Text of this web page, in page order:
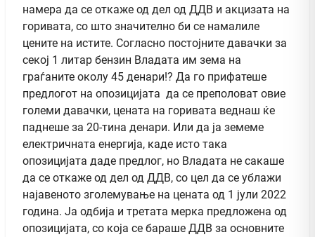
намера да се откаже од дел од ДДВ и акцизата на
горивата, со што значително би се намалиле
цените на истите. Согласно постојните давачки за
секој 1 литар бензин Владата им зема на
граѓаните околу 45 денари!? Да го прифатеше
предлогот на опозицијата да се преполоват овие
големи давачки, цената на горивата веднаш ќе
паднеше за 20-тина денари. Или да ја земеме
електричната енергија, каде исто така
опозицијата даде предлог, но Владата не сакаше
да се откаже од дел од ДДВ, со цел да се ублажи
најавеното зголемување на цената од 1 јули 2022
година. Ја одбија и третата мерка предложена од
опозицијата, со која се бараше ДДВ за основните